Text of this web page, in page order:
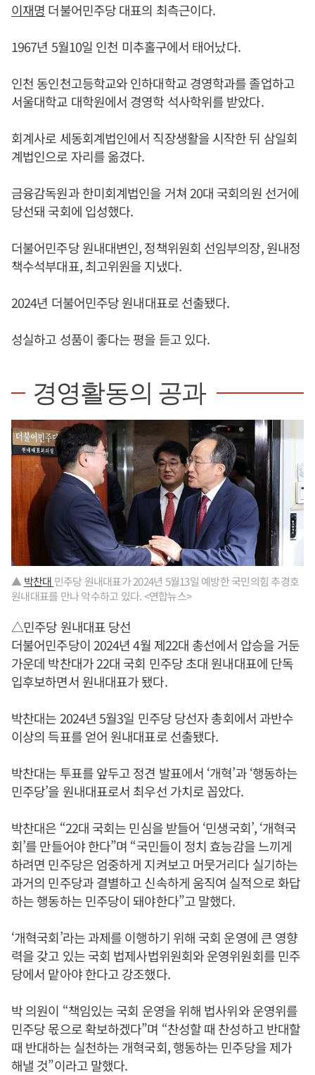
이재명 더불어민주당 대표의 최측근이다.
1967년 5월10일 인천 미추홀구에서 태어났다.
인천 동인천고등학교와 인하대학교 경영학과를 졸업하고
서울대학교 대학원에서 경영학 석사학위를 받았다.
회계사로 세동회계법인에서 직장생활을 시작한 뒤 삼일회
계법인으로 자리를 옮겼다.
금융감독원과 한미회계법인을 거쳐 20대 국회의원 선거에
당선돼 국회에 입성했다.
더불어민주당 원내대변인, 정책위원회 선임부의장, 원내정
책수석부대표, 최고위원을 지냈다.
2024년 더불어민주당 원내대표로 선출됐다.
성실하고 성품이 좋다는 평을 듣고 있다.
경영활동의 공과
▲ 박찬대 민주당 원내대표가 2024년 5월13일 예방한 국민의힘 추경호
원내대표를 만나 악수하고 있다. <연합뉴스>
△민주당 원내대표 당선
더불어민주당이 2024년 4월 제22대 총선에서 압승을 거둔
가운데 박찬대가 22대 국회 민주당 초대 원내대표에 단독
입후보하면서 원내대표가 됐다.
박찬대는 2024년 5월3일 민주당 당선자 총회에서 과반수
이상의 득표를 얻어 원내대표로 선출됐다.
박찬대는 투표를 앞두고 정견 발표에서 ‘개혁’과 ‘행동하는
민주당’을 원내대표로서 최우선 가치로 꼽았다.
박찬대은 “22대 국회는 민심을 받들어 ‘민생국회’, ‘개혁국
회’를 만들어야 한다”며 “국민들이 정치 효능감을 느끼게
하려면 민주당은 엄중하게 지켜보고 머뭇거리다 실기하는
과거의 민주당과 결별하고 신속하게 움직여 실적으로 화답
하는 행동하는 민주당이 돼야한다”고 말했다.
‘개혁국회’라는 과제를 이행하기 위해 국회 운영에 큰 영향
력을 갖고 있는 국회 법제사법위원회와 운영위원회를 민주
당에서 맡아야 한다고 강조했다.
박 의원이 “책임있는 국회 운영을 위해 법사위와 운영위를
민주당 몫으로 확보하겠다”며 “찬성할 때 찬성하고 반대할
때 반대하는 실천하는 개혁국회, 행동하는 민주당을 제가
해낼 것”이라고 말했다.